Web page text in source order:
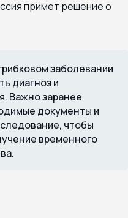
примет решение о
заболевании
диагноз и
Важно заранее
документы и
чтобы
временного